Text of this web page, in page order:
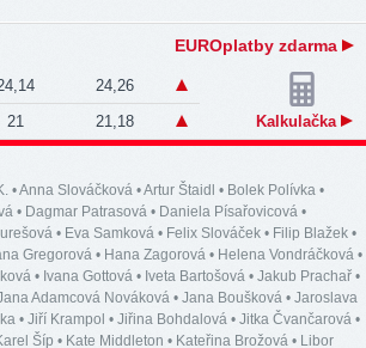
EUROplatby zdarma
24,26
21 21,18 Kalkulačka
•Anna Slováčková •Artur Štaidl • Bolek Polívka •
• Dagmar Patrasová • Daniela Písařovicová •
• Eva Samková • Felix Slováček • Filip Blažek •
Gregorová • Hana Zagorová • Helena Vondráčková •
• Ivana Gottová • Iveta Bartošová • Jakub Prachař •
Adamcová Nováková • Jana Boušková • Jaroslava
• Jiří Krampol • Jiřina Bohdalová • Jitka Čvančarová •
Šíp • Kate Middleton • Kateřina Brožová • Libor